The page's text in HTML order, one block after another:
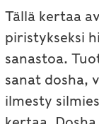
Tällä kertaa
piristykseksi
sanastoa.
sanat dosha,
ilmesty